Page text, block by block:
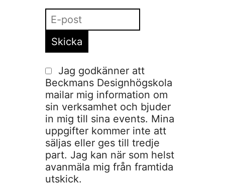
Jag godkänner att
Beckmans Designhögskola
mailar mig information om
sin verksamhet och bjuder
in mig till sina events. Mina
uppgifter kommer inte att
säljas eller ges till tredje
part. Jag kan när som helst
avanmäla mig från framtida
utskick.